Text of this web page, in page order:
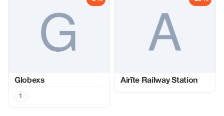
Globexs
1
Airīte Railway Station